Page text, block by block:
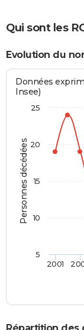
Qui sont les
Evolution du
Personnes décédées
Données
Insee)
2001
5
10
15
20
25